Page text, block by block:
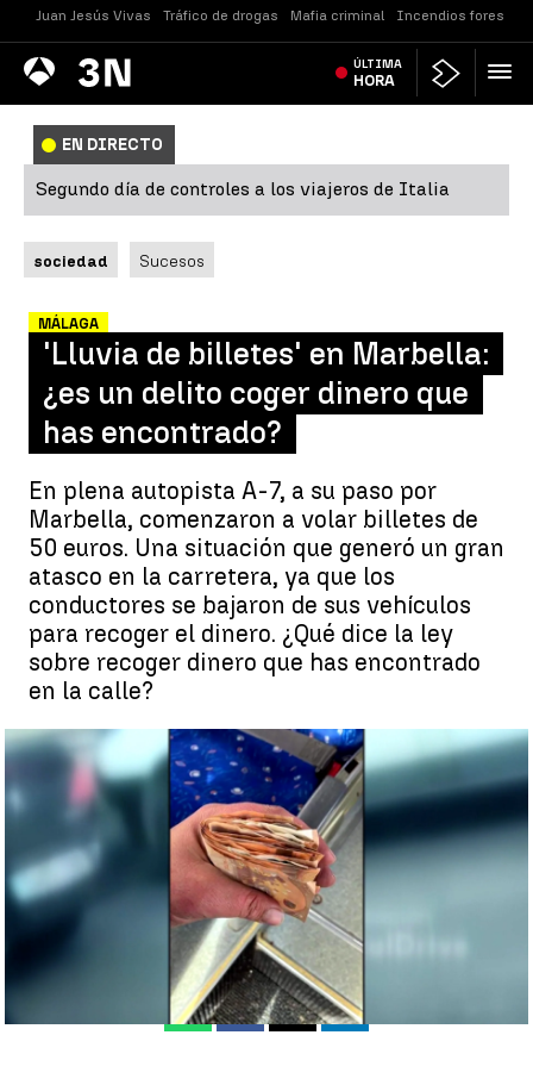
Juan Jesús Vivas Tráfico de drogas Mafia criminal Incendios
Antena
3 Noticias ÚLTIMA
HORA
EN DIRECTO
Segundo día de controles a los viajeros de Italia
sociedad Sucesos
MÁLAGA
'Lluvia de billetes' en Marbella:
¿es un delito coger dinero que
has encontrado?
En plena autopista A-7, a su paso por
Marbella, comenzaron a volar billetes de
50 euros. Una situación que generó un gran
atasco en la carretera, ya que los
conductores se bajaron de sus vehículos
para recoger el dinero. ¿Qué dice la ley
sobre recoger dinero que has encontrado
en la calle?
Lluvia de billetes en Marbella ¿Es delito cogerlos si los
encuentras? |Antena 3
31 de enero de 2023, 17:31
WhatsappFacebook
X Linkedin